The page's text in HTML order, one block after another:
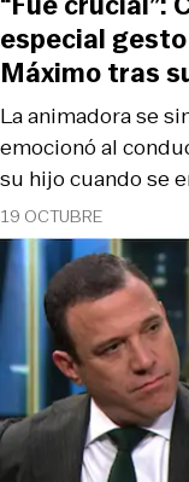
19 OCTUBRE
La animadora se
emocionó al
su hijo cuando se
especial
Máximo tras